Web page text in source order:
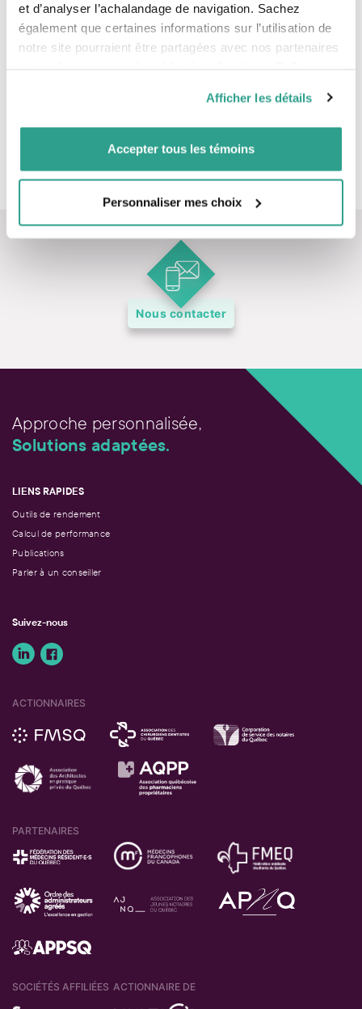
et d’analyser l’achalandage de navigation. Sachez
également que certaines informations sur l’utilisation de
notre site pourraient être partagées avec nos partenaires
vous leur auriez fournies ou qu’ils auraient collectées lors
de votre utilisation de leurs services.
Afficher les détails
Accepter tous les témoins
Personnaliser mes choix
LL.M. Fisc., Pl. Fin., TEP
fiscalité
Nous contacter
Approche personnalisée,
Solutions adaptées.
LIENS RAPIDES
Outils de rendement
Calcul de performance
Publications
Parler à un conseiller
Suivez-nous
ACTIONNAIRES
PARTENAIRES
SOCIÉTÉS AFFILIÉES ACTIONNAIRE DE